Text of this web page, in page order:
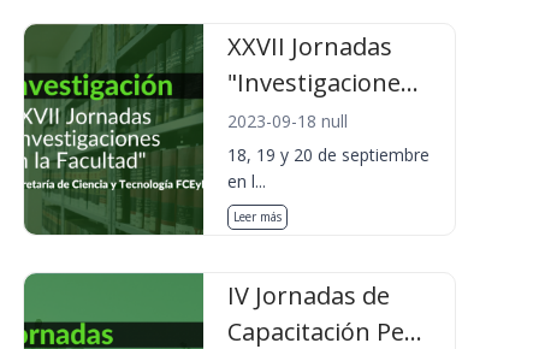
XXVII Jornadas
"Investigacione...
2023-09-18 null
18, 19 y 20 de septiembre
en l...
Leer más
IV Jornadas de
Capacitación Pe...